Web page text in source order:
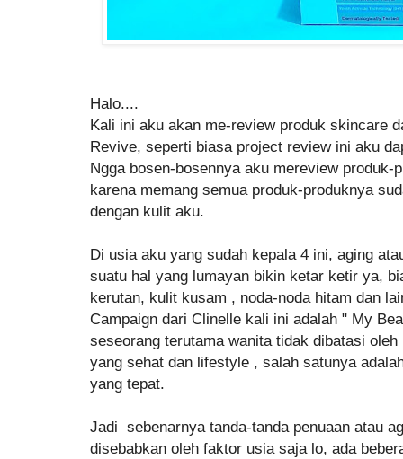
Halo....
Kali ini aku akan me-review produk skincare
Revive, seperti biasa project review ini aku
Ngga bosen-bosennya aku mereview
karena memang semua produk-produknya
dengan kulit aku.
Di usia aku yang sudah kepala 4 ini, aging
suatu hal yang lumayan bikin ketar ketir ya,
kerutan, kulit kusam , noda-noda hitam dan
Campaign dari Clinelle kali ini adalah " My
seseorang terutama wanita tidak dibatasi
yang sehat dan lifestyle , salah satunya
yang tepat.
Jadi sebenarnya tanda-tanda penuaan atau
disebabkan oleh faktor usia saja lo, ada